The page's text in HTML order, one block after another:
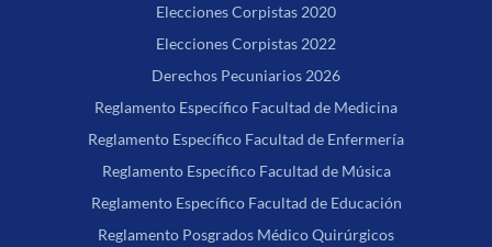
Elecciones Corpistas 2020
Elecciones Corpistas 2022
Derechos Pecuniarios 2026
Reglamento Específico Facultad de Medicina
Reglamento Específico Facultad de Enfermería
Reglamento Específico Facultad de Música
Reglamento Específico Facultad de Educación
Reglamento Posgrados Médico Quirúrgicos